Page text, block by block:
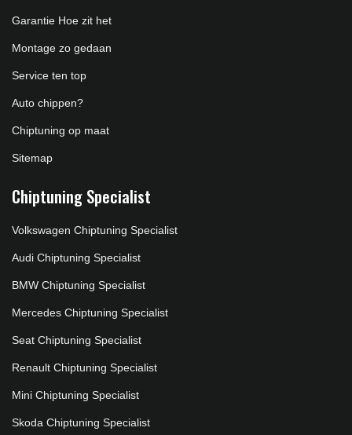
Garantie Hoe zit het
Montage zo gedaan
Service ten top
Auto chippen?
Chiptuning op maat
Sitemap
Chiptuning Specialist
Volkswagen Chiptuning Specialist
Audi Chiptuning Specialist
BMW Chiptuning Specialist
Mercedes Chiptuning Specialist
Seat Chiptuning Specialist
Renault Chiptuning Specialist
Mini Chiptuning Specialist
Skoda Chiptuning Specialist